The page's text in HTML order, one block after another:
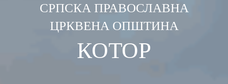
СРПСКА ПРАВОСЛАВНА
ЦРКВЕНА ОПШТИНА
КОТОР